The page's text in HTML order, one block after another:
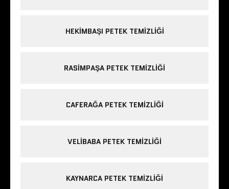
HEKIMBAŞI PETEK TEMIZLIĞI
RASIMPAŞA PETEK TEMIZLIĞI
CAFERAĞA PETEK TEMIZLIĞI
VELIBABA PETEK TEMIZLIĞI
KAYNARCA PETEK TEMIZLIĞI